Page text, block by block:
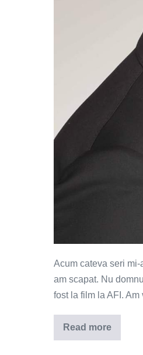
Acum cateva seri
am scapat. Nu
fost la film la AFI. Am
Read more
Marlanul
de